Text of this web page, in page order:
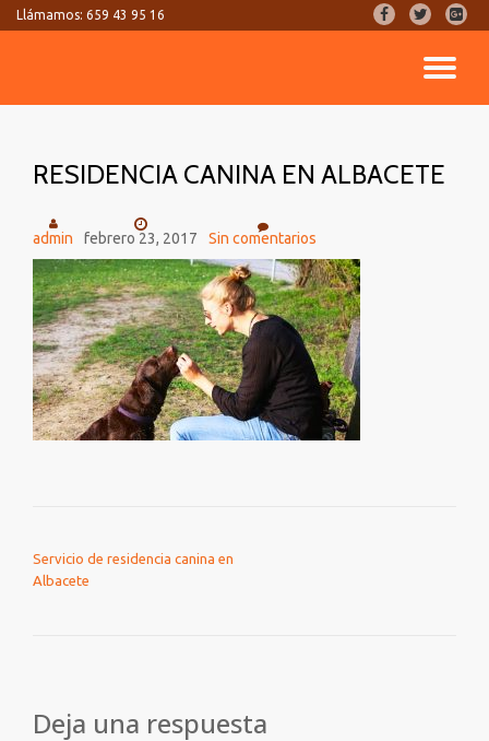
Llámamos: 659 43 95 16
fa-
facebook
fa-
twitter
fa-
plus-
square
RESIDENCIA CANINA EN ALBACETE
admin febrero 23, 2017 Sin comentarios
Servicio de residencia canina en
Albacete
Deja una respuesta